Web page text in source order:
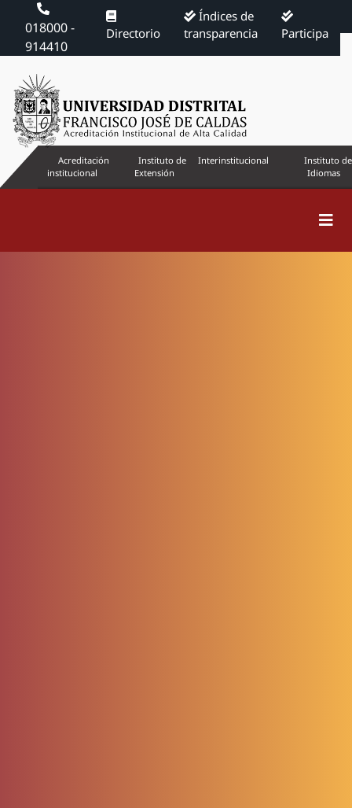
018000 -
914410
Directorio
Índices de
transparencia
Participa
Acreditación
institucional
Instituto de
Extensión
Interinstitucional
Instituto de
Idiomas